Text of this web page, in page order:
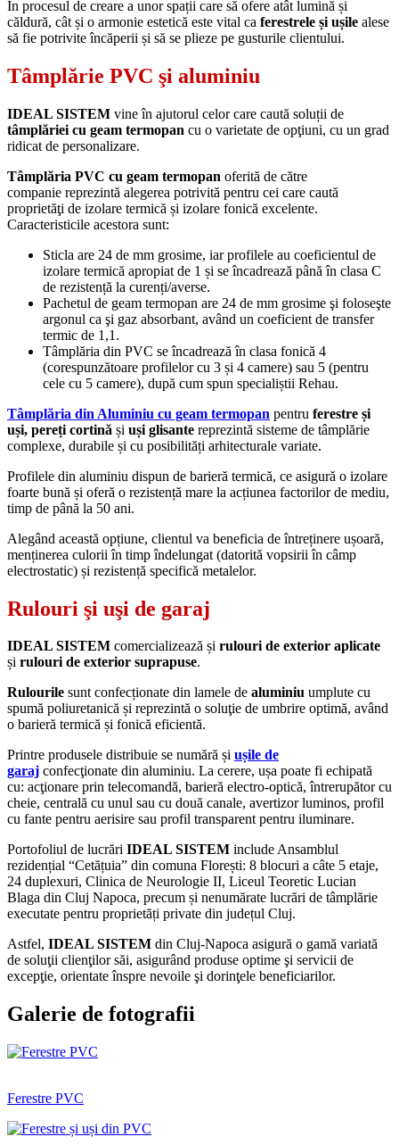
În procesul de creare a unor spații care să ofere atât lumină și
căldură, cât și o armonie estetică este vital ca ferestrele și ușile alese
să fie potrivite încăperii și să se plieze pe gusturile clientului.
Tâmplărie PVC şi aluminiu
IDEAL SISTEM vine în ajutorul celor care caută soluții de
tâmplăriei cu geam termopan cu o varietate de opţiuni, cu un grad
ridicat de personalizare.
Tâmplăria PVC cu geam termopan oferită de către
companie reprezintă alegerea potrivită pentru cei care caută
proprietăţi de izolare termică și izolare fonică excelente.
Caracteristicile acestora sunt:
Sticla are 24 de mm grosime, iar profilele au coeficientul de
izolare termică apropiat de 1 și se încadrează până în clasa C
de rezistență la curenți/averse.
Pachetul de geam termopan are 24 de mm grosime şi foloseşte
argonul ca şi gaz absorbant, având un coeficient de transfer
termic de 1,1.
Tâmplăria din PVC se încadrează în clasa fonică 4
(corespunzătoare profilelor cu 3 și 4 camere) sau 5 (pentru
cele cu 5 camere), după cum spun specialiștii Rehau.
Tâmplăria din Aluminiu cu geam termopan pentru ferestre și
uși, pereți cortină și uși glisante reprezintă sisteme de tâmplărie
complexe, durabile și cu posibilități arhitecturale variate.
Profilele din aluminiu dispun de barieră termică, ce asigură o izolare
foarte bună și oferă o rezistență mare la acțiunea factorilor de mediu,
timp de până la 50 ani.
Alegând această opțiune, clientul va beneficia de întreținere ușoară,
menținerea culorii în timp îndelungat (datorită vopsirii în câmp
electrostatic) și rezistență specifică metalelor.
Rulouri şi uşi de garaj
IDEAL SISTEM comercializează și rulouri de exterior aplicate
și rulouri de exterior suprapuse.
Rulourile sunt confecționate din lamele de aluminiu umplute cu
spumă poliuretanică și reprezintă o soluţie de umbrire optimă, având
o barieră termică și fonică eficientă.
Printre produsele distribuie se numără și ușile de
garaj confecţionate din aluminiu. La cerere, ușa poate fi echipată
cu: acţionare prin telecomandă, barieră electro-optică, întrerupător cu
cheie, centrală cu unul sau cu două canale, avertizor luminos, profil
cu fante pentru aerisire sau profil transparent pentru iluminare.
Portofoliul de lucrări IDEAL SISTEM include Ansamblul
rezidențial “Cetățuia” din comuna Florești: 8 blocuri a câte 5 etaje,
24 duplexuri, Clinica de Neurologie II, Liceul Teoretic Lucian
Blaga din Cluj Napoca, precum și nenumărate lucrări de tâmplărie
executate pentru proprietăți private din județul Cluj.
Astfel, IDEAL SISTEM din Cluj-Napoca asigură o gamă variată
de soluţii clienţilor săi, asigurând produse optime şi servicii de
excepţie, orientate înspre nevoile şi dorinţele beneficiarilor.
Galerie de fotografii
Ferestre PVC